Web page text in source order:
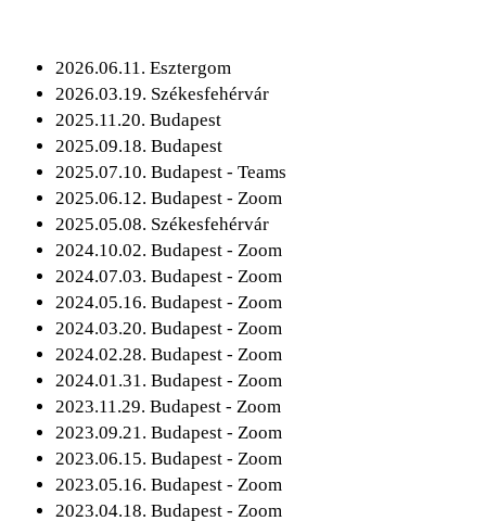
2026.06.11. Esztergom
2026.03.19. Székesfehérvár
2025.11.20. Budapest
2025.09.18. Budapest
2025.07.10. Budapest - Teams
2025.06.12. Budapest - Zoom
2025.05.08. Székesfehérvár
2024.10.02. Budapest - Zoom
2024.07.03. Budapest - Zoom
2024.05.16. Budapest - Zoom
2024.03.20. Budapest - Zoom
2024.02.28. Budapest - Zoom
2024.01.31. Budapest - Zoom
2023.11.29. Budapest - Zoom
2023.09.21. Budapest - Zoom
2023.06.15. Budapest - Zoom
2023.05.16. Budapest - Zoom
2023.04.18. Budapest - Zoom